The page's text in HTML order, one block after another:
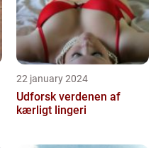
22 january 2024
Udforsk verdenen af
kærligt lingeri